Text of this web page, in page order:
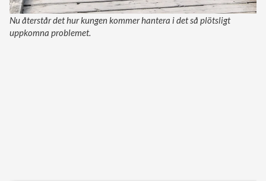
Nu återstår det hur kungen kommer hantera i det så plötsligt
uppkomna problemet.